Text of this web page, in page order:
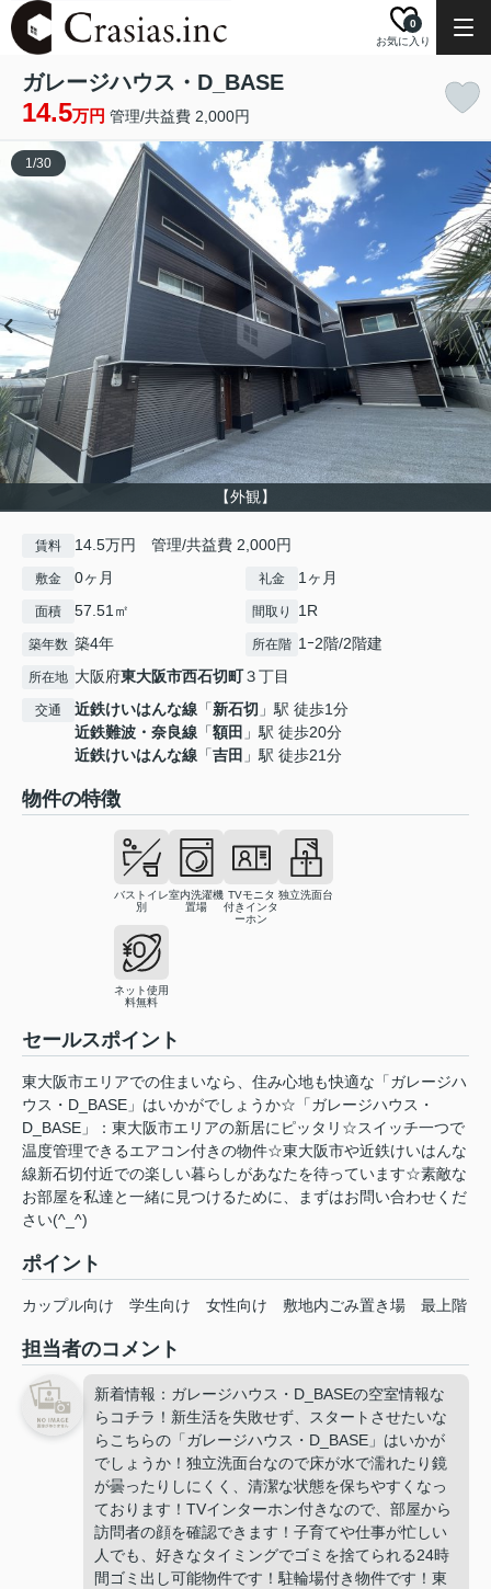
お気に入り
0
ガレージハウス・D_BASE
14.5万円 管理/共益費 2,000円
【外観】
1/30
賃料 14.5万円 管理/共益費 2,000円
敷金 0ヶ月 礼金 1ヶ月
面積 57.51㎡ 間取り 1R
築年数 築4年 所在階 1ｰ2階/2階建
所在地 大阪府東大阪市西石切町３丁目
交通 近鉄けいはんな線 「新石切 」駅 徒歩1分
近鉄難波・奈良線 「額田 」駅 徒歩20分
近鉄けいはんな線 「吉田 」駅 徒歩21分
物件の特徴
バストイレ
別
室内洗濯機
置場
TVモニタ
付きインタ
ーホン
独立洗面台
ネット使用
料無料
セールスポイント
東大阪市エリアでの住まいなら、住み心地も快適な「ガレージハ
ウス・D_BASE」はいかがでしょうか☆「ガレージハウス・
D_BASE」：東大阪市エリアの新居にピッタリ☆スイッチ一つで
温度管理できるエアコン付きの物件☆東大阪市や近鉄けいはんな
線新石切付近での楽しい暮らしがあなたを待っています☆素敵な
お部屋を私達と一緒に見つけるために、まずはお問い合わせくだ
さい(^_^)
ポイント
カップル向け 学生向け 女性向け 敷地内ごみ置き場 最上階
担当者のコメント
新着情報：ガレージハウス・D_BASEの空室情報な
らコチラ！新生活を失敗せず、スタートさせたいな
らこちらの「ガレージハウス・D_BASE」はいかが
でしょうか！独立洗面台なので床が水で濡れたり鏡
が曇ったりしにくく、清潔な状態を保ちやすくなっ
ております！TVインターホン付きなので、部屋から
訪問者の顔を確認できます！子育てや仕事が忙しい
人でも、好きなタイミングでゴミを捨てられる24時
間ゴミ出し可能物件です！駐輪場付き物件です！東